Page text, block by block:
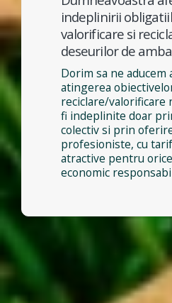
indeplinirii
valorificare si
deseurilor de
Dorim sa ne aducem
atingerea
reciclare/valorificare
fi indeplinite doar
colectiv si prin
profesioniste, cu
atractive pentru
economic